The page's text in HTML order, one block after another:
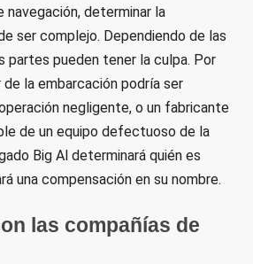
navegación, determinar la
ser complejo. Dependiendo de las
partes pueden tener la culpa. Por
la embarcación podría ser
negligente, o un fabricante
de un equipo defectuoso de la
Big Al determinará quién es
una compensación en su nombre.
las compañías de